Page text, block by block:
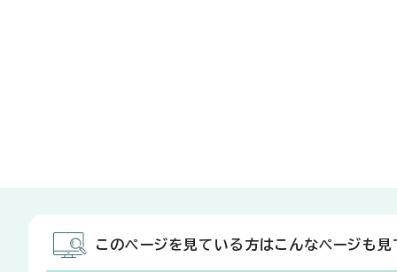
このページを見ている方はこんなページも見